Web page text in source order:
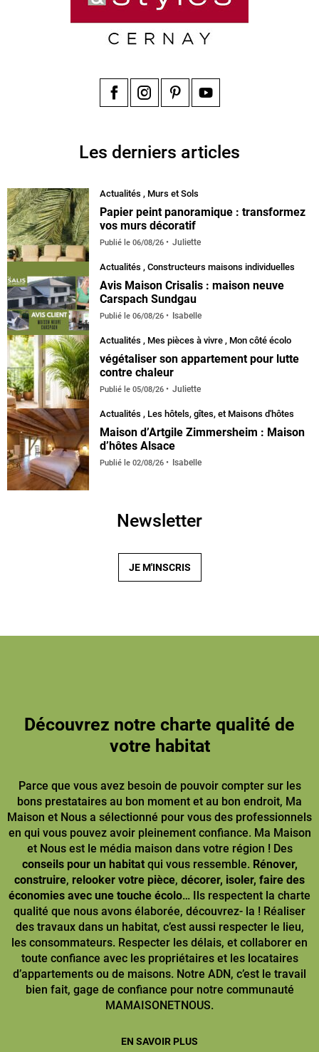
Les derniers articles
Actualités , Murs et Sols
Papier peint panoramique : transformez
vos murs décoratif
Publié le 06/08/26 Juliette
Actualités , Constructeurs maisons individuelles
Avis Maison Crisalis : maison neuve
Carspach Sundgau
Publié le 06/08/26 Isabelle
Actualités , Mes pièces à vivre , Mon côté écolo
végétaliser son appartement pour lutte
contre chaleur
Publié le 05/08/26 Juliette
Actualités , Les hôtels, gîtes, et Maisons d'hôtes
Maison d’Artgile Zimmersheim : Maison
d’hôtes Alsace
Publié le 02/08/26 Isabelle
Newsletter
JE M'INSCRIS
Découvrez notre charte qualité de
votre habitat
Parce que vous avez besoin de pouvoir compter sur les
bons prestataires au bon moment et au bon endroit, Ma
Maison et Nous a sélectionné pour vous des professionnels
en qui vous pouvez avoir pleinement confiance. Ma Maison
et Nous est le média maison dans votre région ! Des
conseils pour un habitatqui vous ressemble. Rénover,
construire, relooker votre pièce, décorer, isoler, faire des
économies avec une touche écolo… Ils respectent la charte
qualité que nous avons élaborée, découvrez- la ! Réaliser
des travaux dans un habitat, c’est aussi respecter le lieu,
les consommateurs. Respecter les délais, et collaborer en
toute confiance avec les propriétaires et les locataires
d’appartements ou de maisons. Notre ADN, c’est le travail
bien fait, gage de confiance pour notre communauté
MAMAISONETNOUS.
EN SAVOIR PLUS